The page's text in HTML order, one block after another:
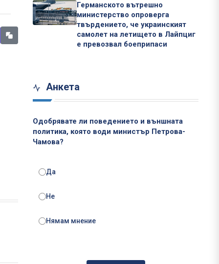
Германското вътрешно
министерство опроверга
твърдението, че украинският
самолет на летището в Лайпциг
е превозвал боеприпаси
Анкета
Одобрявате ли поведението и външната
политика, която води министър Петрова-
Чамова?
Да
Не
Нямам мнение